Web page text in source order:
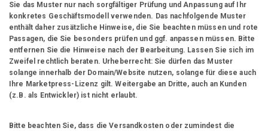
Sie das Muster nur nach sorgfältiger Prüfung und Anpassung auf Ihr
konkretes Geschäftsmodell verwenden. Das nachfolgende Muster
enthält daher zusätzliche Hinweise, die Sie beachten müssen und rote
Passagen, die Sie besonders prüfen und ggf. anpassen müssen. Bitte
entfernen Sie die Hinweise nach der Bearbeitung. Lassen Sie sich im
Zweifel rechtlich beraten. Urheberrecht: Sie dürfen das Muster
solange innerhalb der Domain/Website nutzen, solange für diese auch
Ihre Marketpress-Lizenz gilt. Weitergabe an Dritte, auch an Kunden
(z.B. als Entwickler) ist nicht erlaubt.
Bitte beachten Sie, dass die Versandkosten oder zumindest die